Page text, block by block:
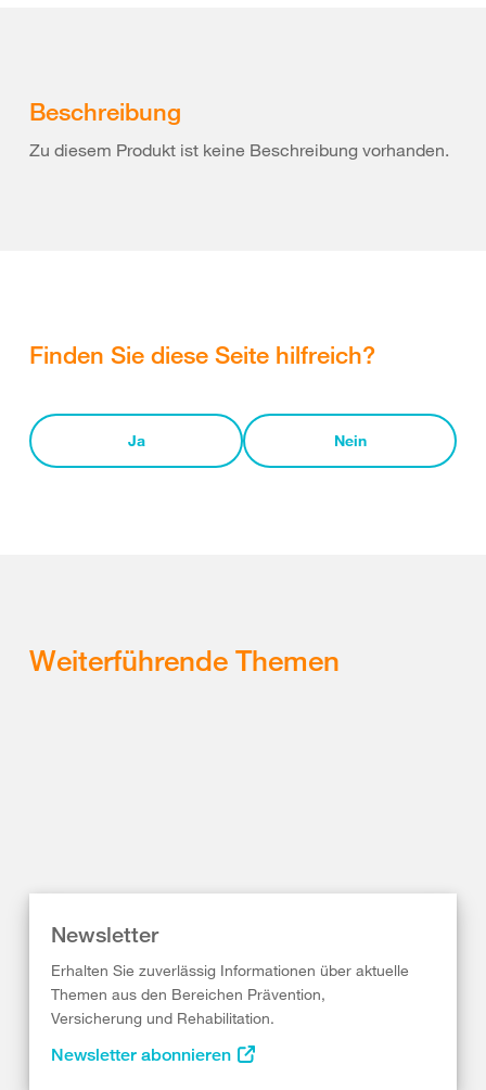
Beschreibung
Zu diesem Produkt ist keine Beschreibung vorhanden.
Finden Sie diese Seite hilfreich?
Ja Nein
Weiterführende Themen
Newsletter
Erhalten Sie zuverlässig Informationen über aktuelle
Themen aus den Bereichen Prävention,
Versicherung und Rehabilitation.
Newsletter abonnieren